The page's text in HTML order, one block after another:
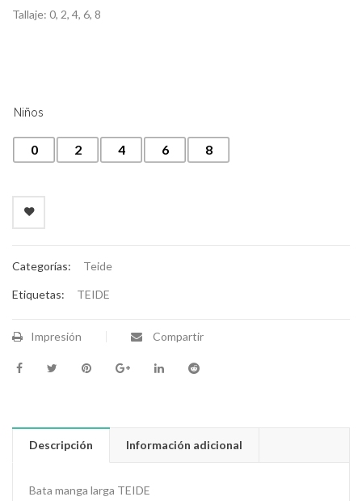
Tallaje: 0, 2, 4, 6, 8
Niños
0 2 4 6 8
Categorías: Teide
Etiquetas: TEIDE
Impresión Compartir
Descripción Información adicional
Bata manga larga TEIDE